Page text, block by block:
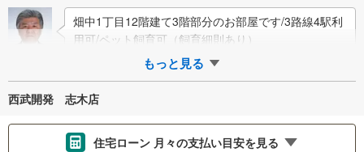
畑中1丁目12階建て3階部分のお部屋です/3路線4駅利
用可/ペット飼育可（飼育細則あり）
もっと見る
西武開発 志木店
住宅ローン 月々の支払い目安を見る